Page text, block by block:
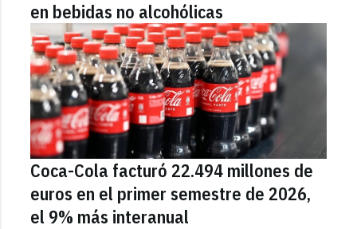
en bebidas no alcohólicas
Coca-Cola facturó 22.494 millones de
euros en el primer semestre de 2026,
el 9% más interanual